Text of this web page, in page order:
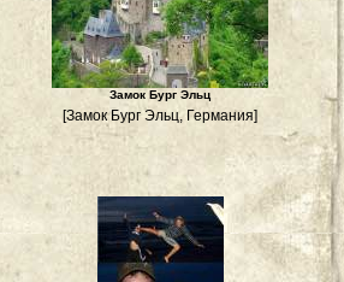
Замок Бург Эльц
[Замок Бург Эльц, Германия]